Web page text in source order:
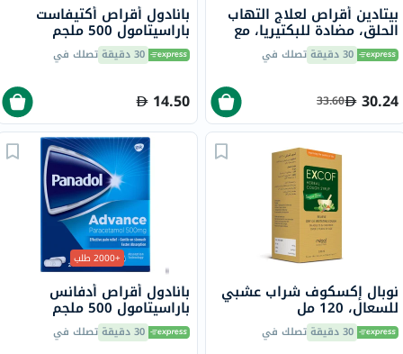
بيتادين أقراص لعلاج التهاب
الحلق، مضادة للبكتيريا، مع
العسل والليمون المهدئ،
حزمة من 24
30 دقيقة تصلك في
30.24
33.60
بانادول أقراص أكتيفاست
باراسيتامول 500 ملجم
قرص 30 دقيقة تصلك في
14.50
نوبال إكسكوف شراب عشبي
للسعال، 120 مل
30 دقيقة تصلك في
+2000 طلب
بانادول أقراص أدفانس
باراسيتامول 500 ملجم
قرص 30 دقيقة تصلك في